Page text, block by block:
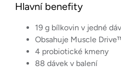
Hlavní benefity
19 g bílkovin v jedné
Obsahuje Muscle
4 probiotické kmeny
88 dávek v balení